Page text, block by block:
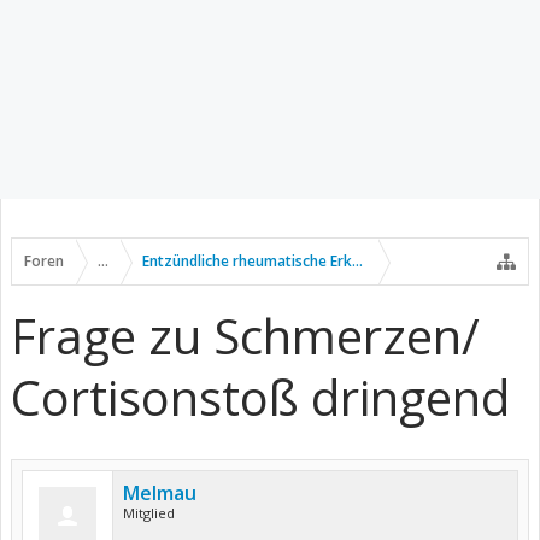
Foren ... Entzündliche rheumatische Erkrankungen
Frage zu Schmerzen/
Cortisonstoß dringend
Melmau
Mitglied